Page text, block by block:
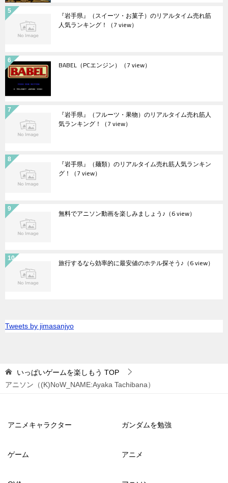
『岩手県』（スイーツ・お菓子）のリアルタイム売れ筋
人気ランキング！ （7 view）
BABEL（PCエンジン） （7 view）
『岩手県』（フルーツ・果物）のリアルタイム売れ筋人
気ランキング！ （7 view）
『岩手県』（麺類）のリアルタイム売れ筋人気ランキン
グ！ （7 view）
無料でアニソン動画を楽しみましょう♪ （6 view）
旅行するなら効率的に最安値のホテル探そう♪ （6 view）
Tweets by jimasanjyo
いっぱいゲームを楽しもう TOP
アニソン（(K)NoW_NAME:Ayaka Tachibana）
アニメキャラクター ガンダムを勉強
ゲーム アニメ